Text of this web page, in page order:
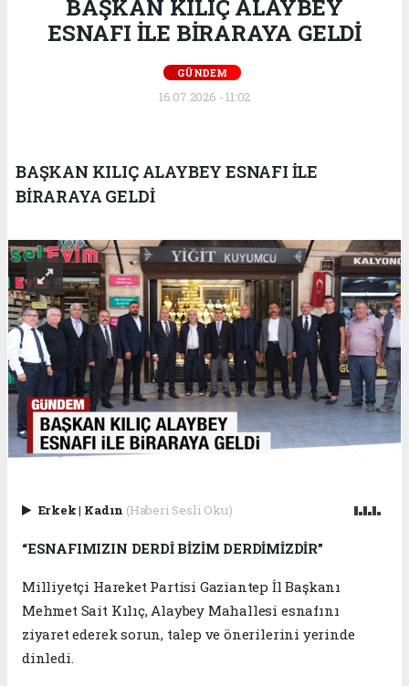
BAŞKAN KILIÇ ALAYBEY
ESNAFI İLE BİRARAYA GELDİ
GÜNDEM
16.07.2026 - 11:02
BAŞKAN KILIÇ ALAYBEY ESNAFI İLE
BİRARAYA GELDİ
Erkek| Kadın (Haberi Sesli Oku)
“ESNAFIMIZIN DERDİ BİZİM DERDİMİZDİR”
Milliyetçi Hareket Partisi Gaziantep İl Başkanı
Mehmet Sait Kılıç, Alaybey Mahallesi esnafını
ziyaret ederek sorun, talep ve önerilerini yerinde
dinledi.